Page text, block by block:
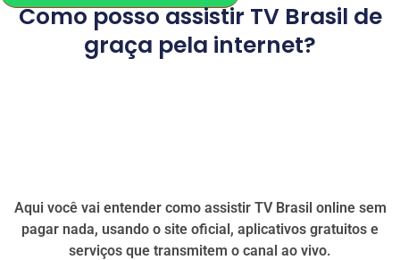
Como posso assistir TV Brasil de
graça pela internet?
Aqui você vai entender como assistir TV Brasil online sem
pagar nada, usando o site oficial, aplicativos gratuitos e
serviços que transmitem o canal ao vivo.